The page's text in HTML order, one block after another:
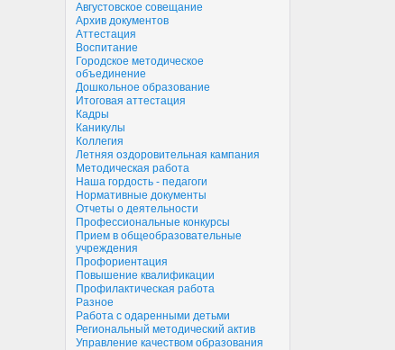
Августовское совещание
Архив документов
Аттестация
Воспитание
Городское методическое
объединение
Дошкольное образование
Итоговая аттестация
Кадры
Каникулы
Коллегия
Летняя оздоровительная кампания
Методическая работа
Наша гордость - педагоги
Нормативные документы
Отчеты о деятельности
Профессиональные конкурсы
Прием в общеобразовательные
учреждения
Профориентация
Повышение квалификации
Профилактическая работа
Разное
Работа с одаренными детьми
Региональный методический актив
Управление качеством образования